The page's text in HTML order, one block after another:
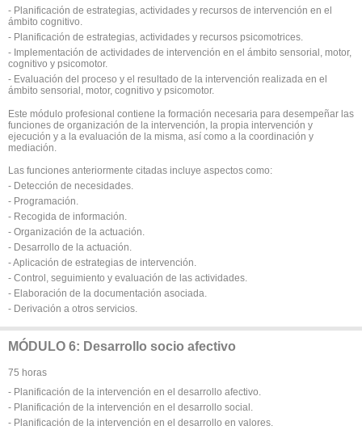
- Planificación de estrategias, actividades y recursos de intervención en el
ámbito cognitivo.
- Planificación de estrategias, actividades y recursos psicomotrices.
- Implementación de actividades de intervención en el ámbito sensorial, motor,
cognitivo y psicomotor.
- Evaluación del proceso y el resultado de la intervención realizada en el
ámbito sensorial, motor, cognitivo y psicomotor.
Este módulo profesional contiene la formación necesaria para desempeñar las
funciones de organización de la intervención, la propia intervención y
ejecución y a la evaluación de la misma, así como a la coordinación y
mediación.
Las funciones anteriormente citadas incluye aspectos como:
- Detección de necesidades.
- Programación.
- Recogida de información.
- Organización de la actuación.
- Desarrollo de la actuación.
- Aplicación de estrategias de intervención.
- Control, seguimiento y evaluación de las actividades.
- Elaboración de la documentación asociada.
- Derivación a otros servicios.
MÓDULO 6: Desarrollo socio afectivo
75 horas
- Planificación de la intervención en el desarrollo afectivo.
- Planificación de la intervención en el desarrollo social.
- Planificación de la intervención en el desarrollo en valores.